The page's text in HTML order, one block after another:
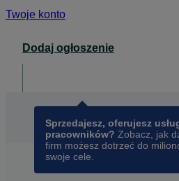
Twoje konto
Dodaj ogłoszenie
Sprzedajesz, oferujesz
pracowników? Zobacz, jak
firm możesz dotrzeć do
swoje cele.